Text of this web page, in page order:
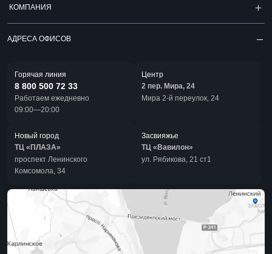
КОМПАНИЯ
АДРЕСА ОФИСОВ
Горячая линия
8 800 500 72 33
Работаем ежедневно
09:00—20:00
Центр
2 пер. Мира, 24
Мира 2-й переулок, 24
Новый город
ТЦ «ПЛАЗА»
проспект Ленинского
Комсомола, 34
Засвияжье
ТЦ «Вавилон»
ул. Рябикова, 21 ст1